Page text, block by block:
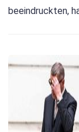
beeindruckten,